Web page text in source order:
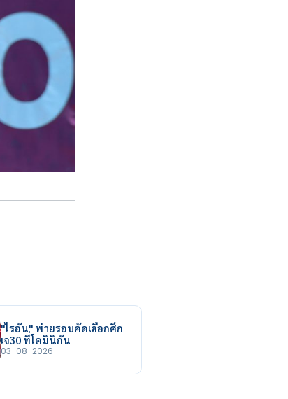
"ไรอัน" พ่ายรอบคัดเลือกศึก
เจ30 ที่โดมินิกัน
03-08-2026